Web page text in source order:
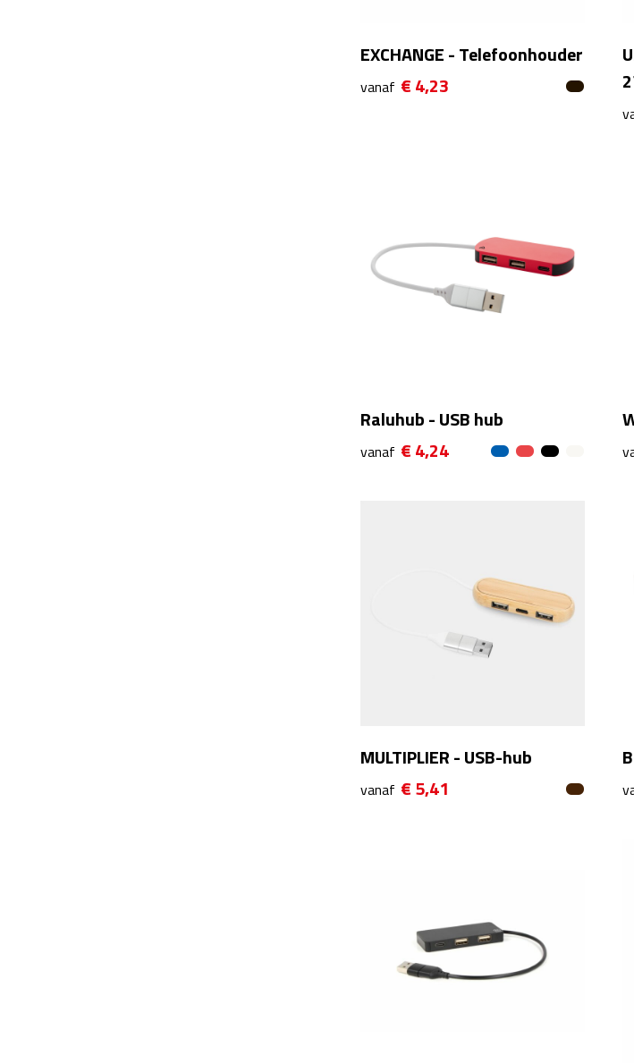
EXCHANGE - Telefoonhouder
vanaf € 4,23
Raluhub - USB hub
vanaf € 4,24
MULTIPLIER - USB-hub
vanaf € 5,41